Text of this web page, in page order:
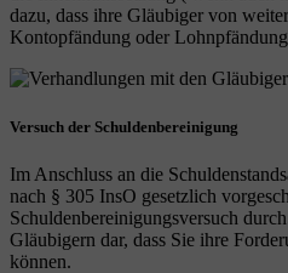
dazu, dass ihre Gläubiger von
Kontopfändung oder
Versuch der Schuldenbereinigung
Im Anschluss an die
nach § 305 InsO gesetzlich
Schuldenbereinigungsversuch
Gläubigern dar, dass Sie ihre
können.